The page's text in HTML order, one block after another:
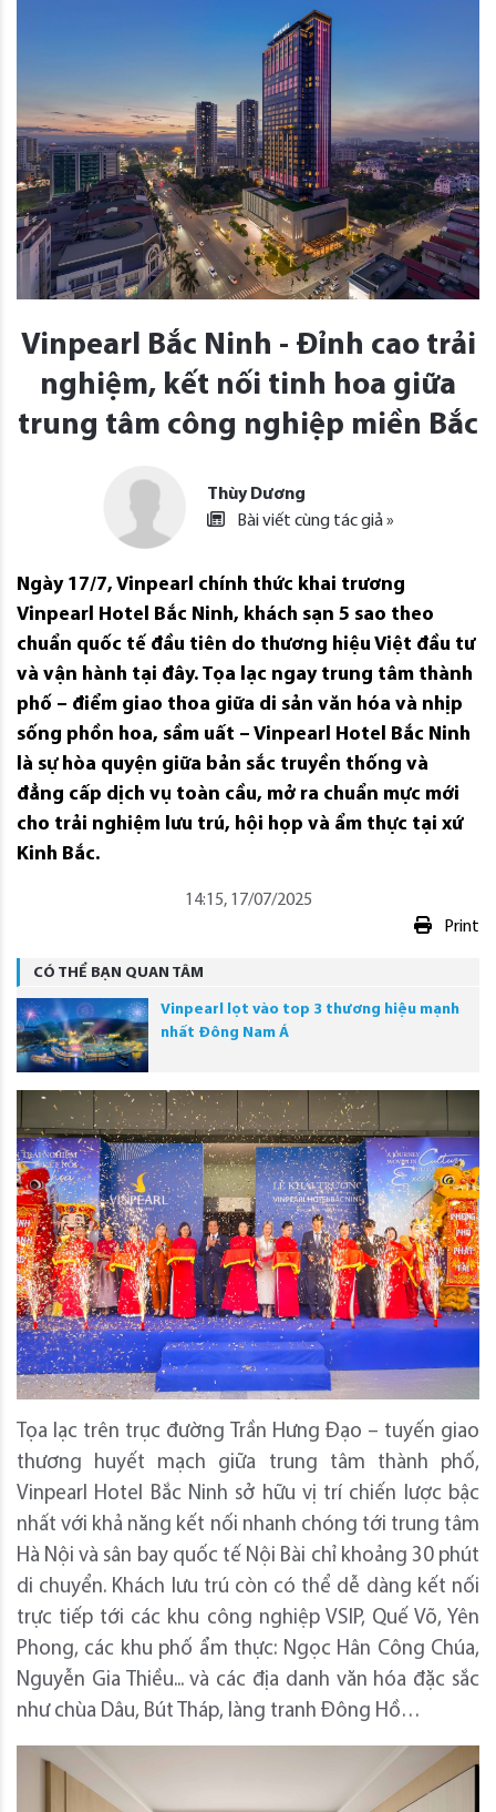
Vinpearl Bắc Ninh - Đỉnh cao trải
nghiệm, kết nối tinh hoa giữa
trung tâm công nghiệp miền Bắc
Thùy Dương
Bài viết cùng tác giả »
Ngày 17/7, Vinpearl chính thức khai trương
Vinpearl Hotel Bắc Ninh, khách sạn 5 sao theo
chuẩn quốc tế đầu tiên do thương hiệu Việt đầu tư
và vận hành tại đây. Tọa lạc ngay trung tâm thành
phố – điểm giao thoa giữa di sản văn hóa và nhịp
sống phồn hoa, sầm uất – Vinpearl Hotel Bắc Ninh
là sự hòa quyện giữa bản sắc truyền thống và
đẳng cấp dịch vụ toàn cầu, mở ra chuẩn mực mới
cho trải nghiệm lưu trú, hội họp và ẩm thực tại xứ
Kinh Bắc.
14:15, 17/07/2025
Print
CÓ THỂ BẠN QUAN TÂM
Vinpearl lọt vào top 3 thương hiệu mạnh
nhất Đông Nam Á
Tọa lạc trên trục đường Trần Hưng Đạo – tuyến giao
thương huyết mạch giữa trung tâm thành phố,
Vinpearl Hotel Bắc Ninh sở hữu vị trí chiến lược bậc
nhất với khả năng kết nối nhanh chóng tới trung tâm
Hà Nội và sân bay quốc tế Nội Bài chỉ khoảng 30 phút
di chuyển. Khách lưu trú còn có thể dễ dàng kết nối
trực tiếp tới các khu công nghiệp VSIP, Quế Võ, Yên
Phong, các khu phố ẩm thực: Ngọc Hân Công Chúa,
Nguyễn Gia Thiều... và các địa danh văn hóa đặc sắc
như chùa Dâu, Bút Tháp, làng tranh Đông Hồ…